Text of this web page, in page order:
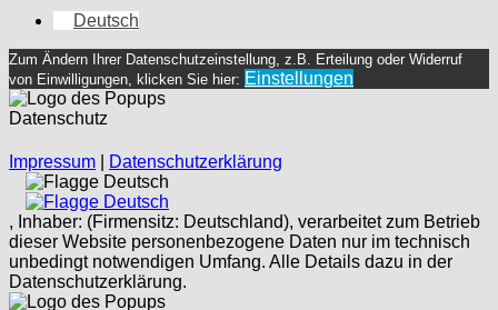
Deutsch
Zum Ändern Ihrer Datenschutzeinstellung, z.B. Erteilung oder Widerruf
von Einwilligungen, klicken Sie hier: Einstellungen
Datenschutz
Impressum
Datenschutzerklärung
Deutsch
Deutsch
, Inhaber: (Firmensitz: Deutschland), verarbeitet zum Betrieb
dieser Website personenbezogene Daten nur im technisch
unbedingt notwendigen Umfang. Alle Details dazu in der
Datenschutzerklärung.